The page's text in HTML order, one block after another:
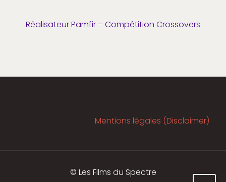
Réalisateur Pamfir – Compétition Crossovers
Mentions légales (Disclaimer)
© Les Films du Spectre